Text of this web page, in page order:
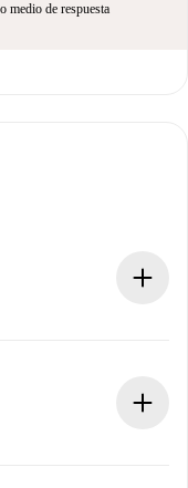
medio de respuesta
por adelantado.